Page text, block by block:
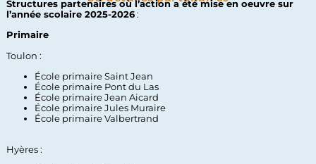
Structures partenaires où l’action a été mise en oeuvre sur
l’année scolaire 2025-2026:
Primaire
Toulon :
École primaire Saint Jean
École primaire Pont du Las
École primaire Jean Aicard
École primaire Jules Muraire
École primaire Valbertrand
Hyères :